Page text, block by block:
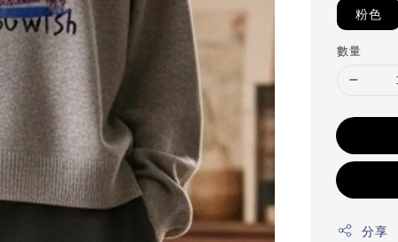
粉色
數量
分享